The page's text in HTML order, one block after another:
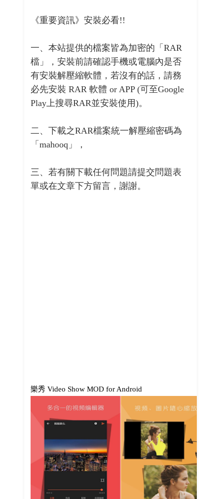
《重要資訊》安裝必看!!
一、本站提供的檔案皆為加密的「RAR
檔」，安裝前請確認手機或電腦內是否
有安裝解壓縮軟體，若沒有的話，請務
必先安裝 RAR 軟體 or APP (可至Google
Play上搜尋RAR並安裝使用)。
二、下載之RAR檔案統一解壓縮密碼為
「mahooq」，
三、若有關下載任何問題請提交問題表
單或在文章下方留言，謝謝。
樂秀 Video Show MOD for Android